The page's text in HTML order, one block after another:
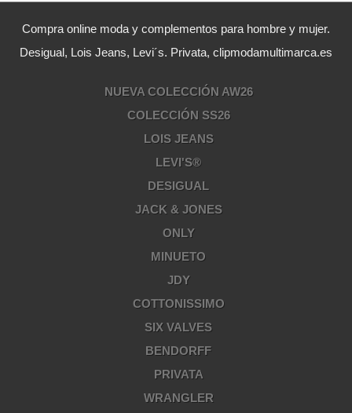
Compra online moda y complementos para hombre y mujer.
Desigual, Lois Jeans, Levi´s. Privata, clipmodamultimarca.es
NUEVA COLECCIÓN AW26
COLECCIÓN SS26
LOIS JEANS
LEVI'S®
DESIGUAL
JACK & JONES
ONLY
MINUETO
JDY
COTTONISSIMO
SIX VALVES
BENDORFF
PRIVATA
WRANGLER